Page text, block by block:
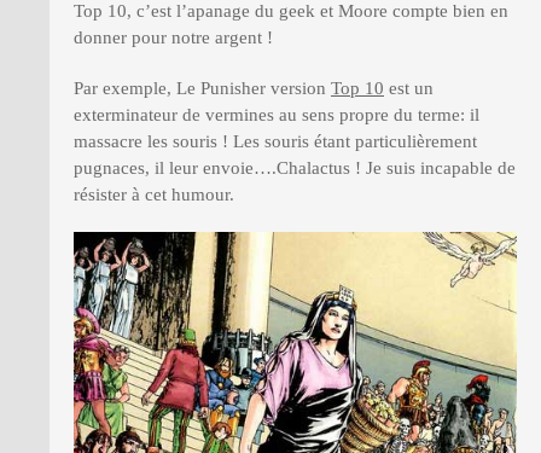
Top 10, c’est l’apanage du geek et Moore compte bien en
donner pour notre argent !
Par exemple, Le Punisher version Top 10 est un
exterminateur de vermines au sens propre du terme: il
massacre les souris ! Les souris étant particulièrement
pugnaces, il leur envoie….Chalactus ! Je suis incapable de
résister à cet humour.